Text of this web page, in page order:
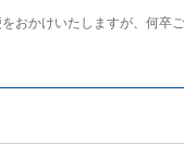
おかけいたしますが、何卒